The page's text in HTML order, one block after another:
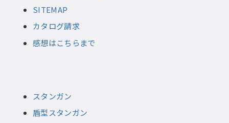
SITEMAP
カタログ請求
感想はこちらまで
スタンガン
盾型スタンガン